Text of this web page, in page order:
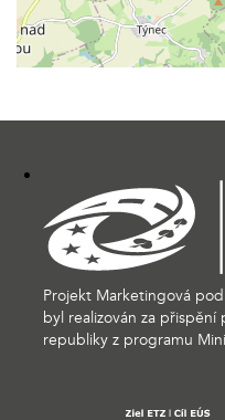
Projekt Marketingová
byl realizován za
republiky z programu